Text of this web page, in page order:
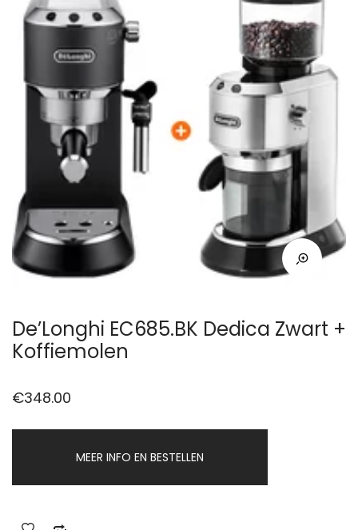
De’Longhi EC685.BK Dedica Zwart +
Koffiemolen
€348.00
MEER INFO EN BESTELLEN